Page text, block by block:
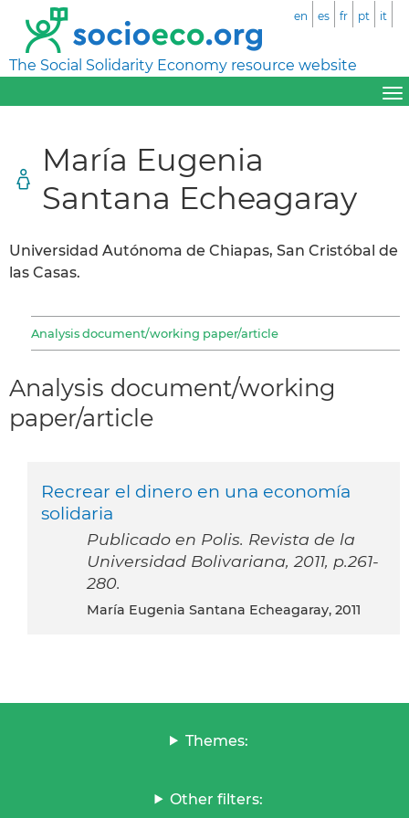
The Social Solidarity Economy resource website
en es fr pt it
María Eugenia
Santana Echeagaray
Universidad Autónoma de Chiapas, San Cristóbal de
las Casas.
Analysis document/working paper/article
Analysis document/working
paper/article
Recrear el dinero en una economía
solidaria
Publicado en Polis. Revista de la
Universidad Bolivariana, 2011, p.261-
280.
María Eugenia Santana Echeagaray, 2011
Themes:
Other filters: